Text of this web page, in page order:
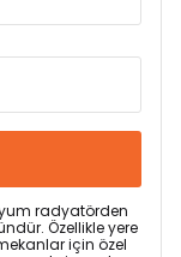
radyatörden
Özellikle yere
için özel